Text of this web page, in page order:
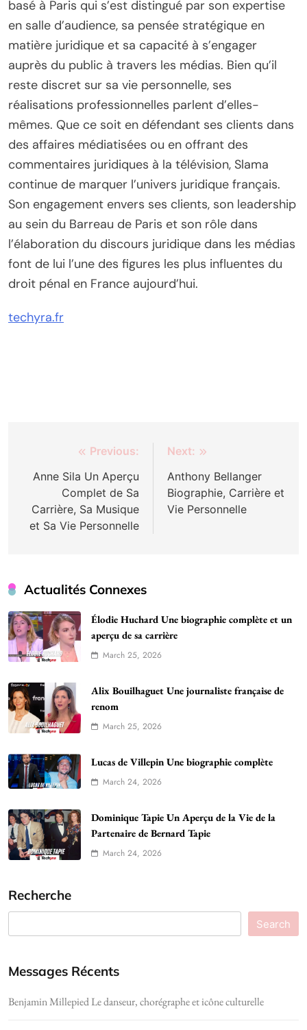
basé à Paris qui s’est distingué par son expertise
en salle d’audience, sa pensée stratégique en
matière juridique et sa capacité à s’engager
auprès du public à travers les médias. Bien qu’il
reste discret sur sa vie personnelle, ses
réalisations professionnelles parlent d’elles-
mêmes. Que ce soit en défendant ses clients dans
des affaires médiatisées ou en offrant des
commentaires juridiques à la télévision, Slama
continue de marquer l’univers juridique français.
Son engagement envers ses clients, son leadership
au sein du Barreau de Paris et son rôle dans
l’élaboration du discours juridique dans les médias
font de lui l’une des figures les plus influentes du
droit pénal en France aujourd’hui.
techyra.fr
navigation
Previous:
Anne Sila Un Aperçu
Complet de Sa
Carrière, Sa Musique
et Sa Vie Personnelle
Next:
Anthony Bellanger
Biographie, Carrière et
Vie Personnelle
Actualités Connexes
Élodie Huchard Une biographie complète et un
aperçu de sa carrière
March 25, 2026
Alix Bouilhaguet Une journaliste française de
renom
March 25, 2026
Lucas de Villepin Une biographie complète
March 24, 2026
Dominique Tapie Un Aperçu de la Vie de la
Partenaire de Bernard Tapie
March 24, 2026
Recherche
Search
Messages Récents
Benjamin Millepied Le danseur, chorégraphe et icône culturelle